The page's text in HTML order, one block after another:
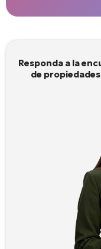
Responda a la
de